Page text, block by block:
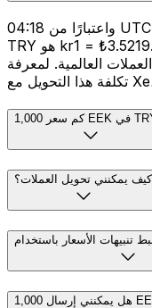
واعتبارًا من 04:18 UTC ، فإن معدل منتصف السوق EEK إلى
TRY هو kr1 = ₺3.5219. سعر منتصف السوق هو نقطة المنتصف
العالمية. لمعرفة
كيف يمكنني تحويل العملات؟